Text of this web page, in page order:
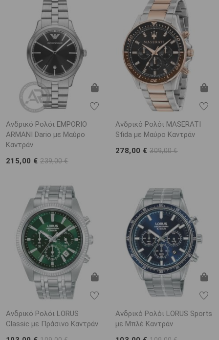
Ανδρικό Ρολόι EMPORIO
ARΜΑΝΙ Dario με Μαύρο
Καντράν
215,00 €239,00 €
Ανδρικό Ρολόι MASERATI
Sfida με Μαύρο Καντράν
278,00 €309,00 €
Ανδρικό Ρολόι LORUS
Classic με Πράσινο Καντράν
Ανδρικό Ρολόι LORUS Sports
με Μπλέ Καντράν